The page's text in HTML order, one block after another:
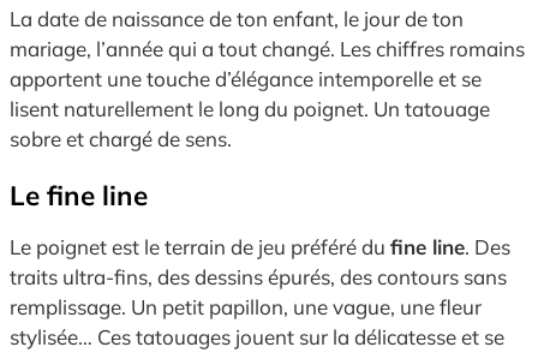
La date de naissance de ton enfant, le jour de ton
mariage, l’année qui a tout changé. Les chiffres romains
apportent une touche d’élégance intemporelle et se
lisent naturellement le long du poignet. Un tatouage
sobre et chargé de sens.
Le fine line
Le poignet est le terrain de jeu préféré du fine line. Des
traits ultra-fins, des dessins épurés, des contours sans
remplissage. Un petit papillon, une vague, une fleur
stylisée… Ces tatouages jouent sur la délicatesse et se